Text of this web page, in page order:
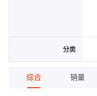
分类
综合 销量